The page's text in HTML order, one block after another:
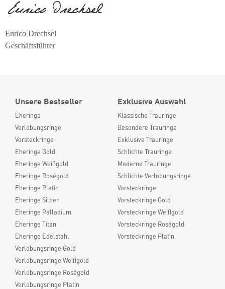
Enrico Drechsel
Geschäftsführer
Unsere Bestseller
Eheringe
Verlobungsringe
Vorsteckringe
Eheringe Gold
Eheringe Weißgold
Eheringe Roségold
Eheringe Platin
Eheringe Silber
Eheringe Palladium
Eheringe Titan
Eheringe Edelstahl
Verlobungsringe Gold
Verlobungsringe Weißgold
Verlobungsringe Roségold
Verlobungsringe Platin
Exklusive Auswahl
Klassische Trauringe
Besondere Trauringe
Exklusive Trauringe
Schlichte Trauringe
Moderne Trauringe
Schlichte Verlobungsringe
Vorsteckringe
Vorsteckringe Gold
Vorsteckringe Weißgold
Vorsteckringe Roségold
Vorsteckringe Platin